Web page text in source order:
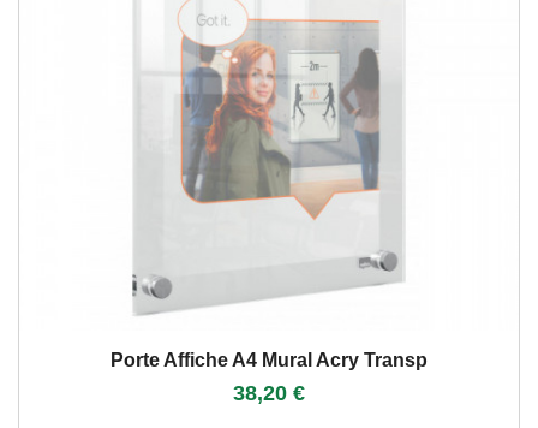
Porte Affiche A4 Mural Acry Transp
38,20 €